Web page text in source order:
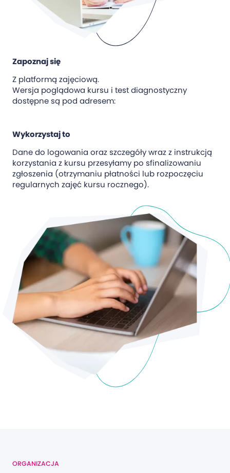
Zapoznaj się
Z platformą zajęciową.
Wersja poglądowa kursu i test diagnostyczny
dostępne są pod adresem:
Wykorzystaj to
Dane do logowania oraz szczegóły wraz z instrukcją
korzystania z kursu przesyłamy po sfinalizowaniu
zgłoszenia (otrzymaniu płatności lub rozpoczęciu
regularnych zajęć kursu rocznego).
ORGANIZACJA